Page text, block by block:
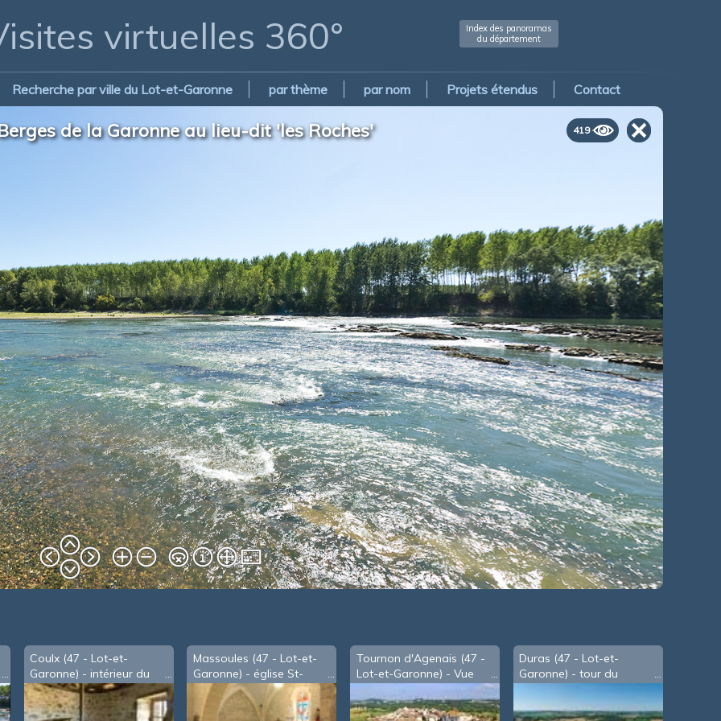
virtuelles 360°
Index des panoramas
du département
Recherche par ville du Lot-et-Garonne par thème par nom Projets étendus Contact
419
de la Garonne au lieu-dit 'les Roches'
Coulx (47 - Lot-et-
Garonne) - intérieur du
moulin
Massoules (47 - Lot-et-
Garonne) - église St-
Pierre-es-Liens
Tournon d'Agenais (47 -
Lot-et-Garonne) - Vue
Duras (47 - Lot-et-
Garonne) - tour du